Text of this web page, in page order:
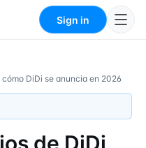
Sign in
DiDi se anuncia en 2026